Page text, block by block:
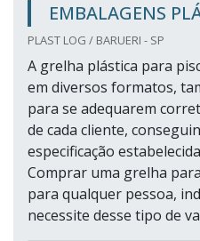
EMBALAGENS
PLAST LOG / BARUERI - SP
A grelha plástica para
em diversos formatos,
para se adequarem
de cada cliente,
especificação
Comprar uma grelha
para qualquer pessoa,
necessite desse tipo de